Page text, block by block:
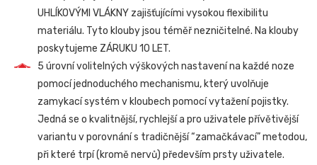
UHLÍKOVÝMI VLÁKNY zajišťujícími vysokou flexibilitu
materiálu. Tyto klouby jsou téměř nezničitelné. Na klouby
poskytujeme ZÁRUKU 10 LET.
5 úrovní volitelných výškových nastavení na každé noze
pomocí jednoduchého mechanismu, který uvolňuje
zamykací systém v kloubech pomocí vytažení pojistky.
Jedná se o kvalitnější, rychlejší a pro uživatele přívětivější
variantu v porovnání s tradičnější “zamačkávací” metodou,
při které trpí (kromě nervů) především prsty uživatele.